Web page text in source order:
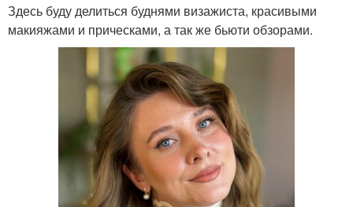
Здесь буду делиться буднями визажиста, красивыми
макияжами и прическами, а так же бьюти обзорами.